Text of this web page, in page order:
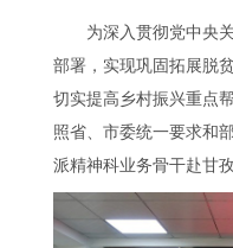
为深入贯彻党中央关
部署，实现巩固拓展脱
切实提高乡村振兴重点
照省、市委统一要求和
派精神科业务骨干赴甘